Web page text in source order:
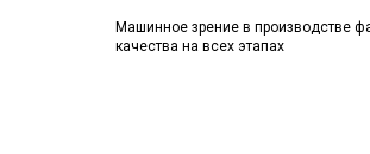
Машинное зрение в производстве
качества на всех этапах